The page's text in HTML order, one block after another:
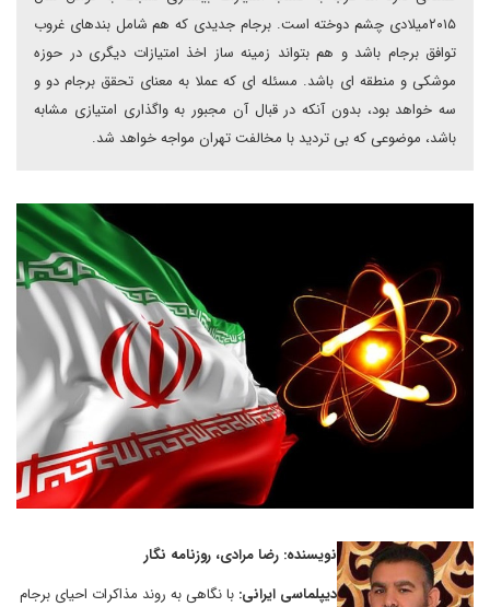
۲۰۱۵میلادی چشم دوخته است. برجام جدیدی که هم شامل بندهای غروب
توافق برجام باشد و هم بتواند زمینه ساز اخذ امتیازات دیگری در حوزه
موشکی و منطقه ای باشد‌. مسئله ای که عملا به معنای تحقق برجام دو و
سه خواهد بود، بدون آنکه در قبال آن مجبور به واگذاری امتیازی مشابه
باشد، موضوعی که بی تردید با مخالفت تهران مواجه خواهد شد.
نویسنده: رضا مرادی، روزنامه نگار
دیپلماسی ایرانی: با نگاهی به روند مذاکرات احیای برجام